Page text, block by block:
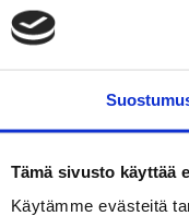
Tämä sivusto käyttää
Käytämme evästeitä
ja hyökkääjä
Venäjän
ensi